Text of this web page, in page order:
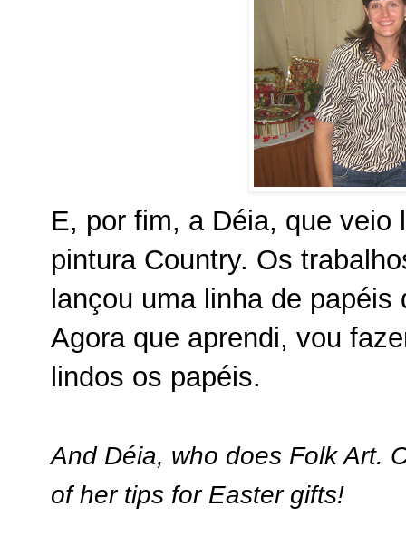
E, por fim, a Déia, que veio
pintura Country. Os
lançou uma linha de
Agora que aprendi, vou
lindos os papéis.
And Déia, who does Folk Art.
of her tips for Easter gifts!